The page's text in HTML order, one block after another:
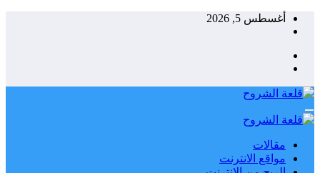
التجاوزأغسطس 5, 2026
مقالات
مواقع الانترنت